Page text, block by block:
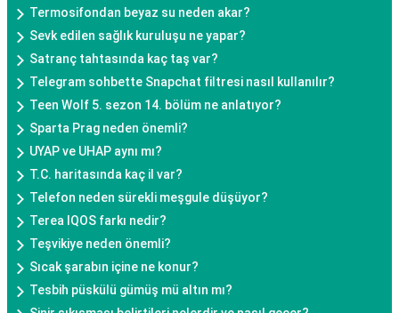
Termosifondan beyaz su neden akar?
Sevk edilen sağlık kuruluşu ne yapar?
Satranç tahtasında kaç taş var?
Telegram sohbette Snapchat filtresi nasıl kullanılır?
Teen Wolf 5. sezon 14. bölüm ne anlatıyor?
Sparta Prag neden önemli?
UYAP ve UHAP aynı mı?
T.C. haritasında kaç il var?
Telefon neden sürekli meşgule düşüyor?
Terea IQOS farkı nedir?
Teşvikiye neden önemli?
Sıcak şarabın içine ne konur?
Tesbih püskülü gümüş mü altın mı?